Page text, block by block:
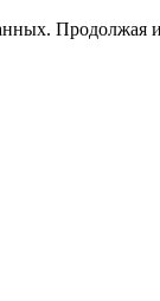
Продолжая